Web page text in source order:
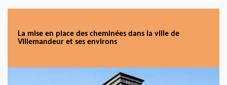
La mise en place des cheminées dans la ville de
Villemandeur et ses environs